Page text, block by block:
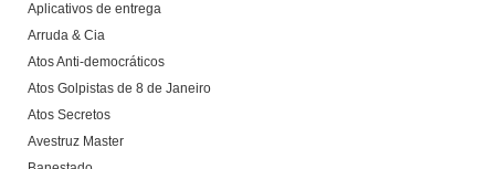
Aplicativos de entrega
Arruda & Cia
Atos Anti-democráticos
Atos Golpistas de 8 de Janeiro
Atos Secretos
Avestruz Master